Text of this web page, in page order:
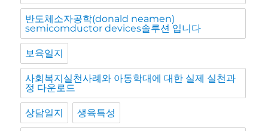
반도체소자공학(donald neamen)
semicomductor devices솔루션 입니다
보육일지
사회복지실천사례와 아동학대에 대한 실제 실천과
정 다운로드
상담일지 생육특성